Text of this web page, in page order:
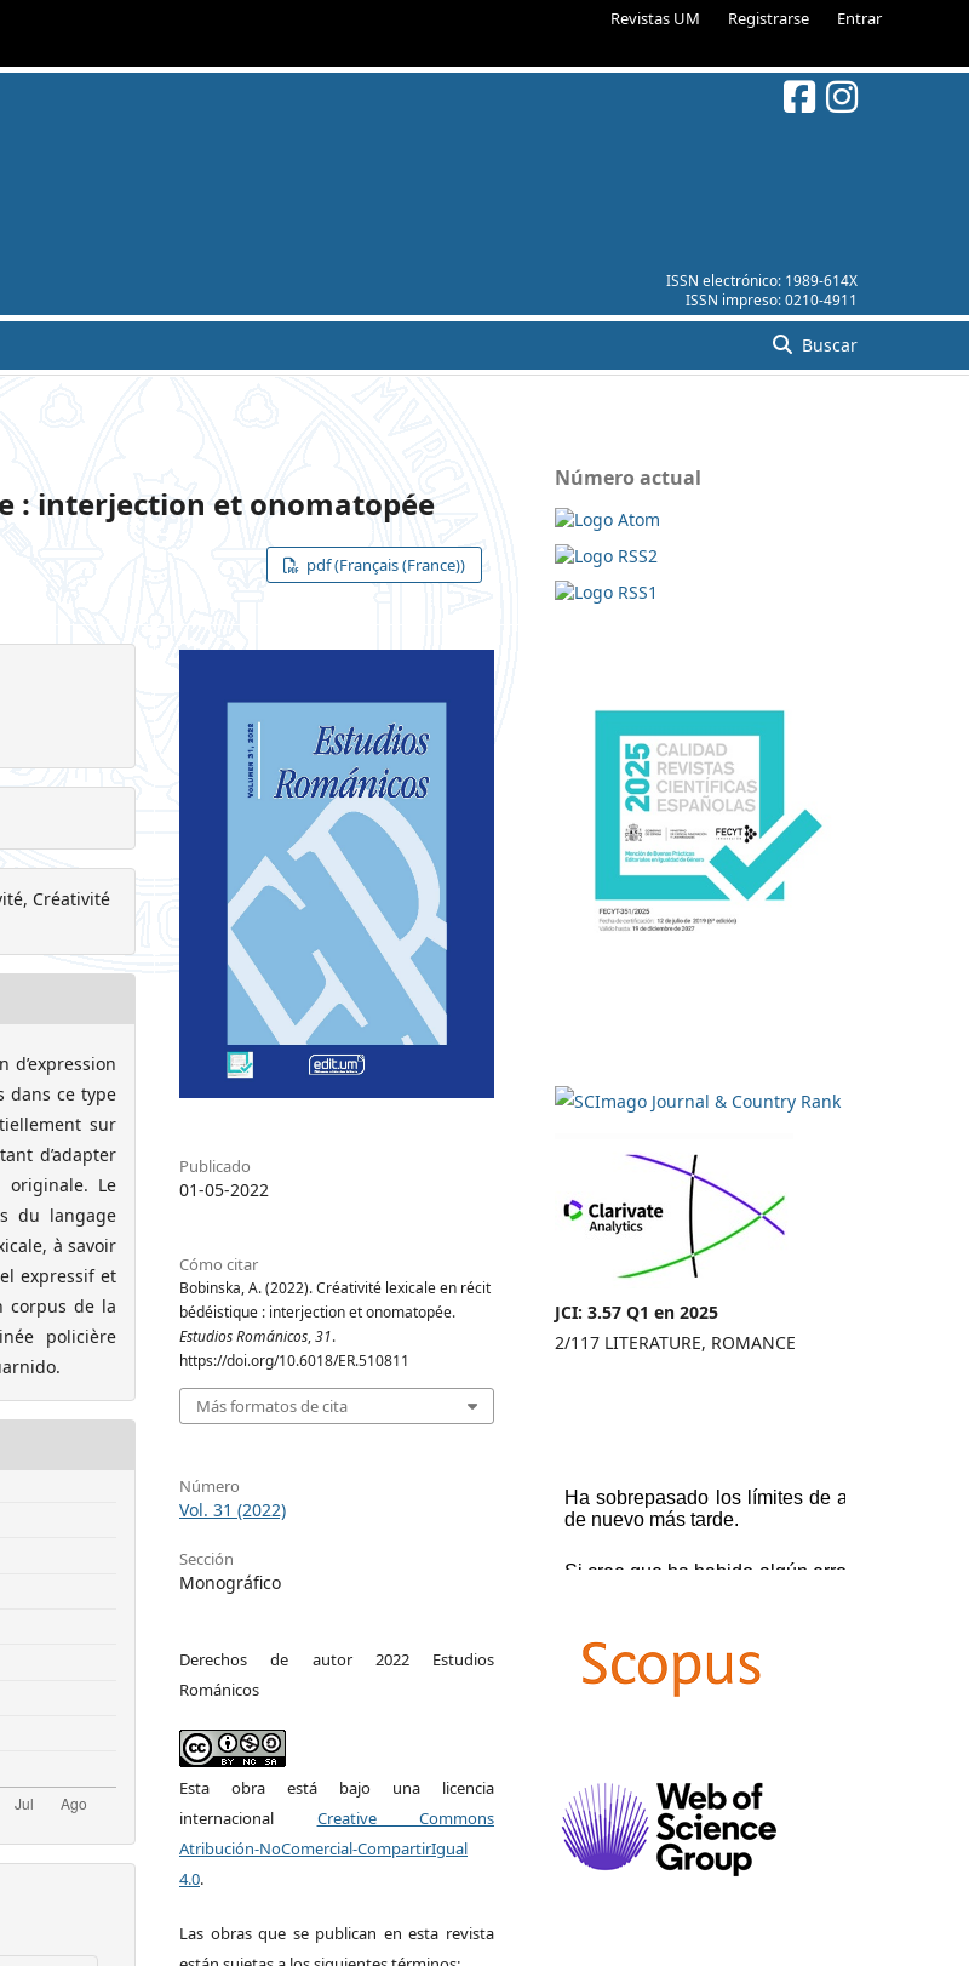
Revistas UM Registrarse Entrar
ISSN electrónico: 1989-614X
ISSN impreso:0210-4911
Buscar
: interjection et onomatopée
pdf (Français (France))
Créativité
d’expression
dans ce type
sur
d’adapter
Le
du langage
à savoir
expressif et
corpus de la
policière
Publicado
01-05-2022
Cómo citar
Bobinska, A. (2022). Créativité lexicale en récit
bédéistique : interjection et onomatopée.
Estudios Románicos,31.
https://doi.org/10.6018/ER.510811
Más formatos de cita
Número
Vol. 31 (2022)
Sección
Monográfico
Derechos de autor 2022 Estudios
Románicos
Esta obra está bajo una licencia
internacional Creative Commons
Atribución-NoComercial-CompartirIgual
4.0.
Las obras que se publican en esta revista
Número actual
JCI: 3.57 Q1 en 2025
2/117 LITERATURE, ROMANCE